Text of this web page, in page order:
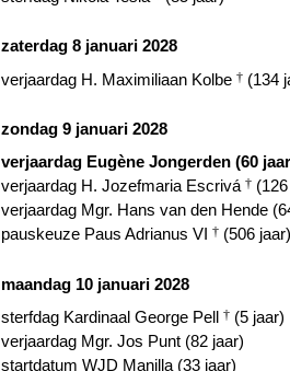
zaterdag 8 januari 2028
verjaardag H. Maximiliaan Kolbe † (134
zondag 9 januari 2028
verjaardag Eugène Jongerden (60
verjaardag H. Jozefmaria Escrivá †
verjaardag Mgr. Hans van den Hende
pauskeuze Paus Adrianus VI † (506 jaar)
maandag 10 januari 2028
sterfdag Kardinaal George Pell † (5 jaar)
verjaardag Mgr. Jos Punt (82 jaar)
startdatum WJD Manilla (33 jaar)